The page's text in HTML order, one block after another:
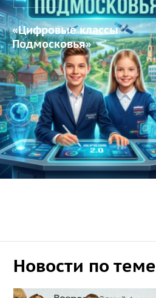
«Цифровые классы
Подмосковья»
Новости по теме